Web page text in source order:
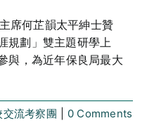
席何芷韻太平紳士贊
規劃」雙主題研學上
與，為近年保良局最大
交流考察團
0 Comments